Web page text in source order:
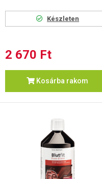
Készleten
2 670 Ft
Kosárba rakom